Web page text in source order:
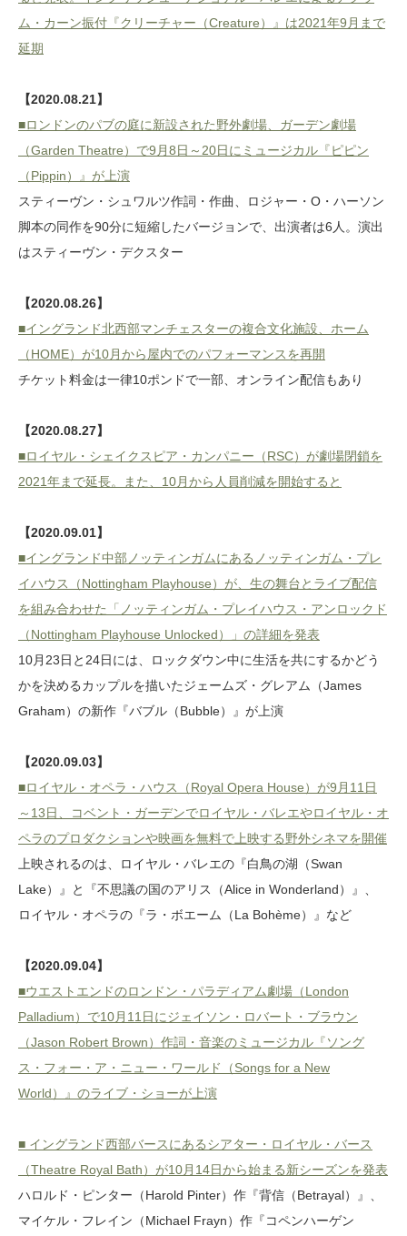
ム・カーン振付『クリーチャー（Creature）』は2021年9月まで
延期
【2020.08.21】
■ロンドンのパブの庭に新設された野外劇場、ガーデン劇場
（Garden Theatre）で9月8日～20日にミュージカル『ピピン
（Pippin）』が上演
スティーヴン・シュワルツ作詞・作曲、ロジャー・O・ハーソン
脚本の同作を90分に短縮したバージョンで、出演者は6人。演出
はスティーヴン・デクスター
【2020.08.26】
■イングランド北西部マンチェスターの複合文化施設、ホーム
（HOME）が10月から屋内でのパフォーマンスを再開
チケット料金は一律10ポンドで一部、オンライン配信もあり
【2020.08.27】
■ロイヤル・シェイクスピア・カンパニー（RSC）が劇場閉鎖を
2021年まで延長。また、10月から人員削減を開始すると
【2020.09.01】
■イングランド中部ノッティンガムにあるノッティンガム・プレ
イハウス（Nottingham Playhouse）が、生の舞台とライブ配信
を組み合わせた「ノッティンガム・プレイハウス・アンロックド
（Nottingham Playhouse Unlocked）」の詳細を発表
10月23日と24日には、ロックダウン中に生活を共にするかどう
かを決めるカップルを描いたジェームズ・グレアム（James
Graham）の新作『バブル（Bubble）』が上演
【2020.09.03】
■ロイヤル・オペラ・ハウス（Royal Opera House）が9月11日
～13日、コベント・ガーデンでロイヤル・バレエやロイヤル・オ
ペラのプロダクションや映画を無料で上映する野外シネマを開催
上映されるのは、ロイヤル・バレエの『白鳥の湖（Swan
Lake）』と『不思議の国のアリス（Alice in Wonderland）』、
ロイヤル・オペラの『ラ・ボエーム（La Bohème）』など
【2020.09.04】
■ウエストエンドのロンドン・パラディアム劇場（London
Palladium）で10月11日にジェイソン・ロバート・ブラウン
（Jason Robert Brown）作詞・音楽のミュージカル『ソング
ス・フォー・ア・ニュー・ワールド（Songs for a New
World）』のライブ・ショーが上演
■ イングランド西部バースにあるシアター・ロイヤル・バース
（Theatre Royal Bath）が10月14日から始まる新シーズンを発表
ハロルド・ピンター（Harold Pinter）作『背信（Betrayal）』、
マイケル・フレイン（Michael Frayn）作『コペンハーゲン